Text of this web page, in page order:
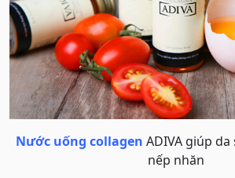
Nước uống collagen ADIVA giúp
nếp nhăn